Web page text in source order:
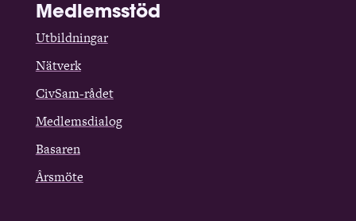
Medlemsstöd
Utbildningar
Nätverk
CivSam-rådet
Medlemsdialog
Basaren
Årsmöte